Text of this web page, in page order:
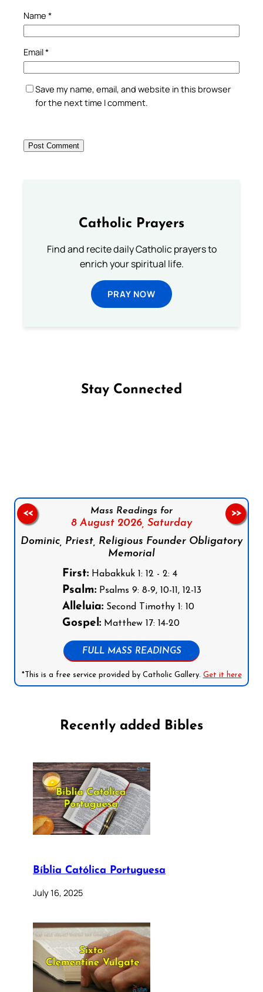
Name *
Email*
Save my name, email, and website in this browser
for the next time I comment.
Catholic Prayers
Find and recite daily Catholic prayers to
enrich your spiritual life.
PRAY NOW
Stay Connected
Mass Readings for
8 August 2026, Saturday
Dominic, Priest, Religious Founder Obligatory
Memorial
First:Habakkuk 1: 12 - 2: 4
Psalm:Psalms 9: 8-9, 10-11, 12-13
Alleluia:Second Timothy 1: 10
Gospel:Matthew 17: 14-20
FULL MASS READINGS
*This is a free service provided by Catholic Gallery. Get it here
<< >>
Recently added Bibles
Bíblia Católica Portuguesa
July 16, 2025